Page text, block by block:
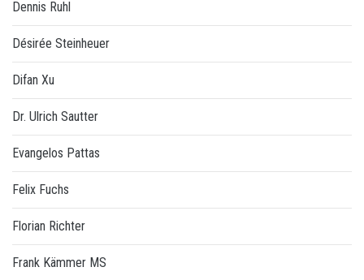
Dennis Ruhl
Désirée Steinheuer
Difan Xu
Dr. Ulrich Sautter
Evangelos Pattas
Felix Fuchs
Florian Richter
Frank Kämmer MS